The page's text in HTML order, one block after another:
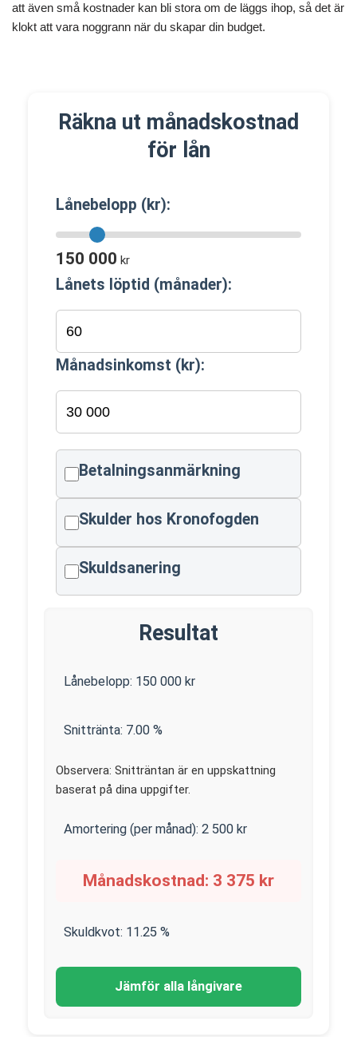
att även små kostnader kan bli stora om de läggs ihop, så det är
klokt att vara noggrann när du skapar din budget.
Räkna ut månadskostnad
för lån
Lånebelopp (kr):
150 000 kr
Lånets löptid (månader):
Månadsinkomst (kr):
Betalningsanmärkning
Skulder hos Kronofogden
Skuldsanering
Resultat
Lånebelopp: 150 000 kr
Snittränta: 7.00 %
Observera: Snitträntan är en uppskattning
baserat på dina uppgifter.
Amortering (per månad): 2 500 kr
Månadskostnad: 3 375 kr
Skuldkvot: 11.25 %
Jämför alla långivare